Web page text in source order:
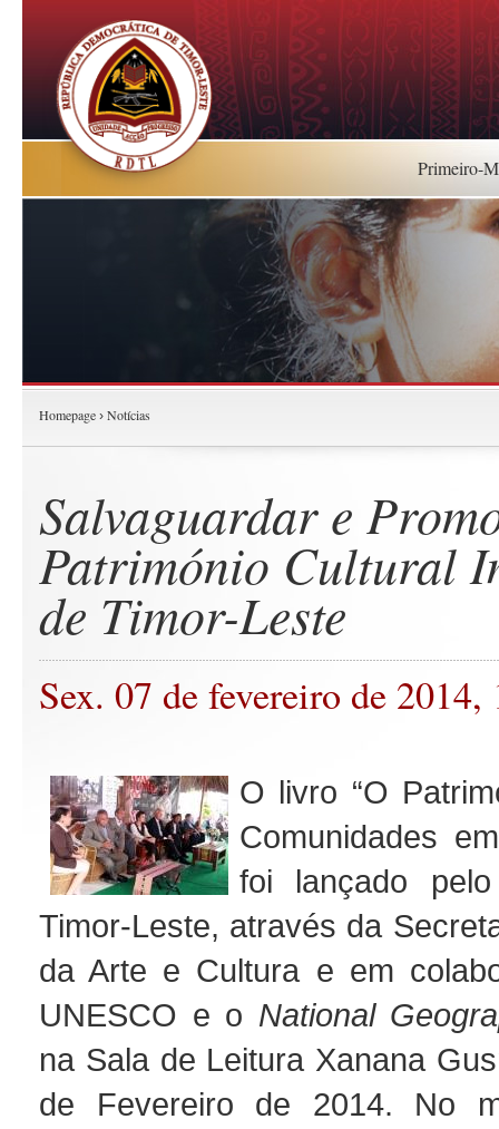
Primeiro-
Homepage › Notícias
Salvaguardar e
Património Cultural
de Timor-Leste
Sex. 07 de fevereiro de 2014,
O livro “O
Comunidades
foi lançado
Timor-Leste, através da
da Arte e Cultura e em
UNESCO e o National
na Sala de Leitura Xanana
de Fevereiro de 2014. No